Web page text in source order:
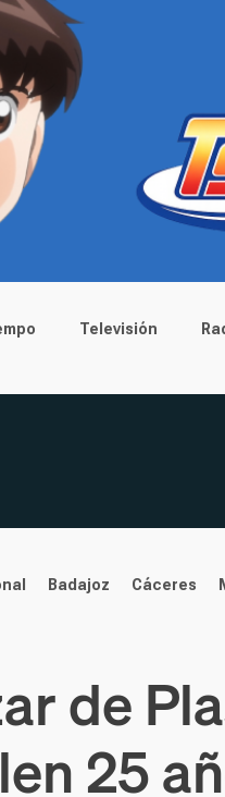
Televisión
Badajoz Cáceres
de
25